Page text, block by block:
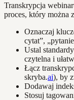
Transkrypcja
proces, który można
Oznaczaj
cytat”,
Ustal
czytelna i
Łącz
skryba.ai), by
Dodawaj
Stosuj